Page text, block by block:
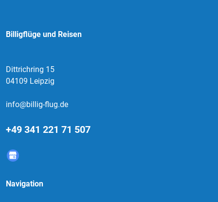
Billigflüge und Reisen
Dittrichring 15
04109 Leipzig
info@billig-flug.de
+49 341 221 71 507
Navigation